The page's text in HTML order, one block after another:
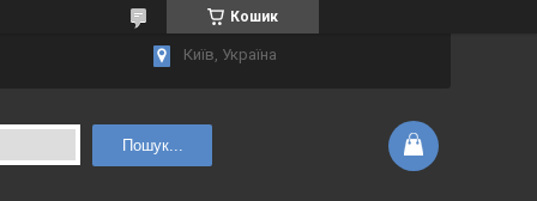
Кошик
Київ, Україна
Пошук...